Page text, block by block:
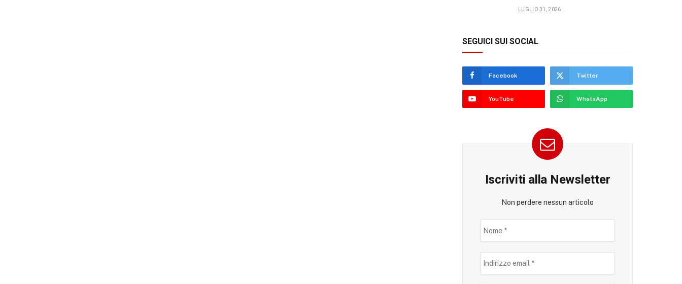
LUGLIO 31, 2026
SEGUICI SUI SOCIAL
Facebook Twitter
YouTube WhatsApp
Iscriviti alla Newsletter
Non perdere nessun articolo